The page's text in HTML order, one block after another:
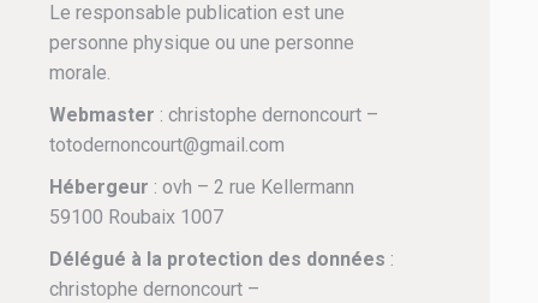
Le responsable publication est une
personne physique ou une personne
morale.
Webmaster : christophe dernoncourt –
totodernoncourt@gmail.com
Hébergeur : ovh – 2 rue Kellermann
59100 Roubaix 1007
Délégué à la protection des données :
christophe dernoncourt –